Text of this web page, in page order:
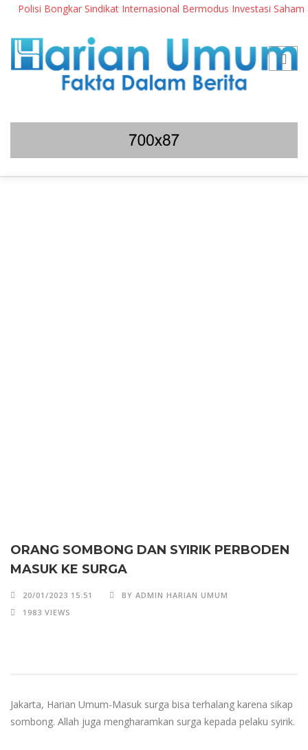
Polisi Bongkar Sindikat Internasional Bermodus Investasi Saham &
ORANG SOMBONG DAN SYIRIK PERBODEN
MASUK KE SURGA
20/01/2023 15:51
BY ADMIN HARIAN UMUM
1983 VIEWS
Jakarta, Harian Umum-Masuk surga bisa terhalang karena sikap
sombong. Allah juga mengharamkan surga kepada pelaku syirik.